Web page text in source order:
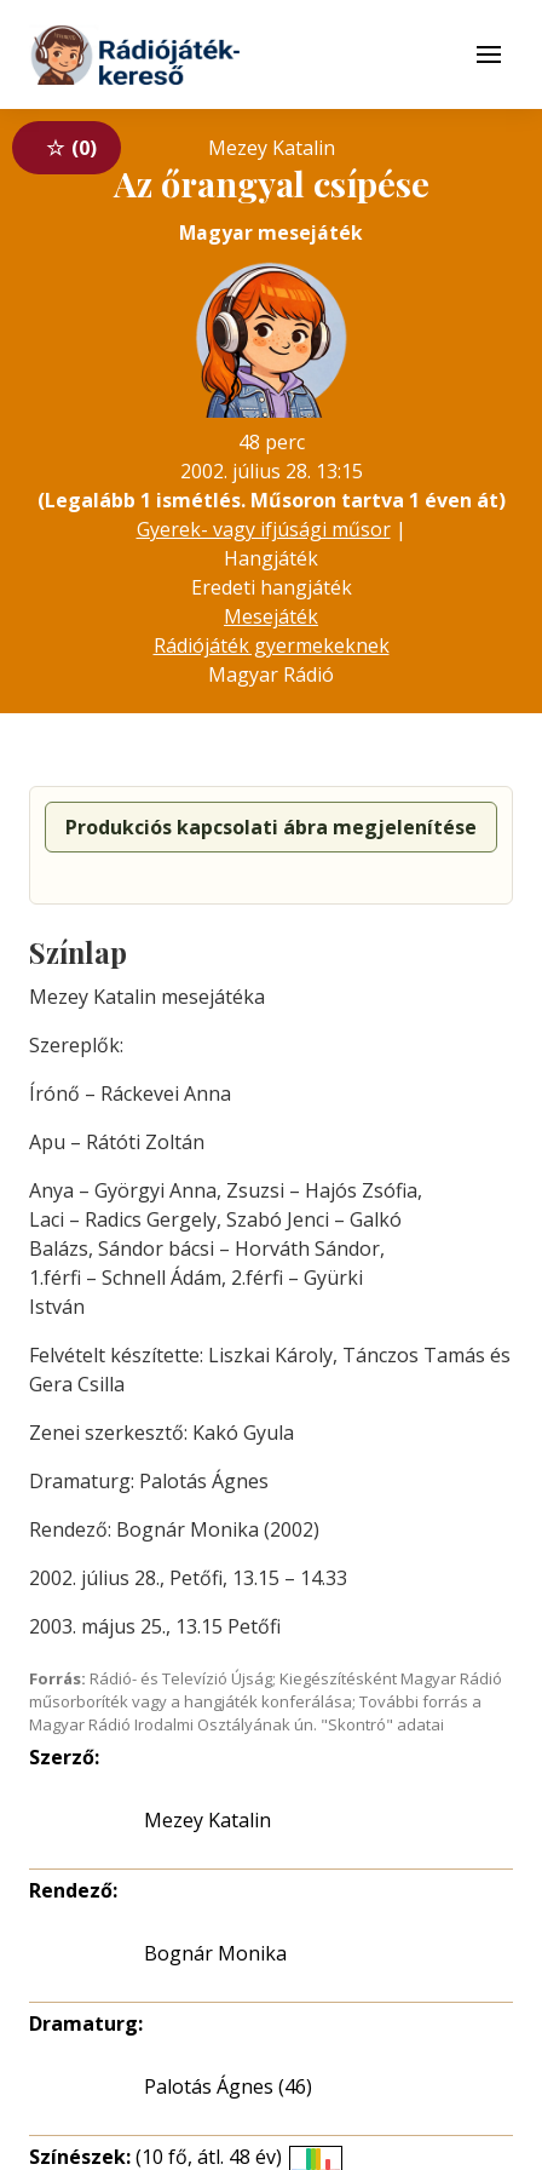
Tovább a tartalomhoz
Menü
0 Mezey Katalin
Az őrangyal csípése
Magyar mesejáték
48 perc
2002. július 28. 13:15
(Legalább 1 ismétlés. Műsoron tartva 1 éven át)
Gyerek- vagy ifjúsági műsor|
Hangjáték
Eredeti hangjáték
Mesejáték
Rádiójáték gyermekeknek
Magyar Rádió
Produkciós kapcsolati ábra megjelenítése
Színlap
Mezey Katalin mesejátéka
Szereplők:
Írónő – Ráckevei Anna
Apu – Rátóti Zoltán
Anya – Györgyi Anna, Zsuzsi – Hajós Zsófia,
Laci – Radics Gergely, Szabó Jenci – Galkó
Balázs, Sándor bácsi – Horváth Sándor,
1.férfi – Schnell Ádám, 2.férfi – Gyürki
István
Felvételt készítette: Liszkai Károly, Tánczos Tamás és
Gera Csilla
Zenei szerkesztő: Kakó Gyula
Dramaturg: Palotás Ágnes
Rendező: Bognár Monika (2002)
2002. július 28., Petőfi, 13.15 – 14.33
2003. május 25., 13.15 Petőfi
Forrás: Rádió- és Televízió Újság; Kiegészítésként Magyar Rádió
műsorboríték vagy a hangjáték konferálása; További forrás a
Magyar Rádió Irodalmi Osztályának ún. "Skontró" adatai
Szerző:
Mezey Katalin
Rendező:
Bognár Monika
Dramaturg:
Palotás Ágnes (46)
Színészek:(10 fő, átl. 48 év)